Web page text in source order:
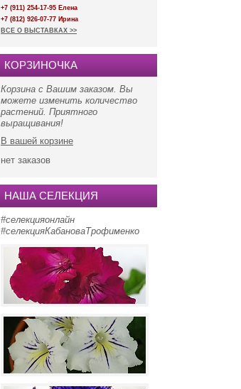
+7 (911) 254-17-95 Елена
+7 (812) 926-07-77 Ирина
ВСЕ О ВЫСТАВКАХ >>
КОРЗИНОЧКА
Корзина с Вашим заказом. Вы
можете изменить количество
растений. Приятного
выращивания!
В вашей корзине
нет заказов
НАША СЕЛЕКЦИЯ
#селекцияонлайн
#селекцияКабановаТрофименко